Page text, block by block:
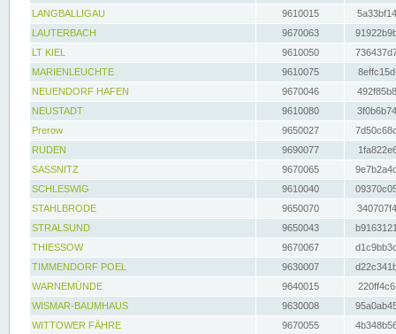
LANGBALLIGAU
9610015
LAUTERBACH
9670063
LT KIEL
9610050
MARIENLEUCHTE
9610075
NEUENDORF HAFEN
9670046
NEUSTADT
9610080
Prerow
9650027
RUDEN
9690077
SASSNITZ
9670065
SCHLESWIG
9610040
STAHLBRODE
9650070
STRALSUND
9650043
THIESSOW
9670067
TIMMENDORF POEL
9630007
WARNEMÜNDE
9640015
WISMAR-BAUMHAUS
9630008
WITTOWER FÄHRE
9670055